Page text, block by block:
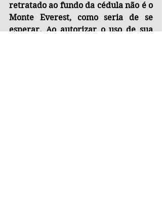
retratado ao fundo da cédula não é o
Monte Everest, como seria de se
esperar. Ao autorizar o uso de sua